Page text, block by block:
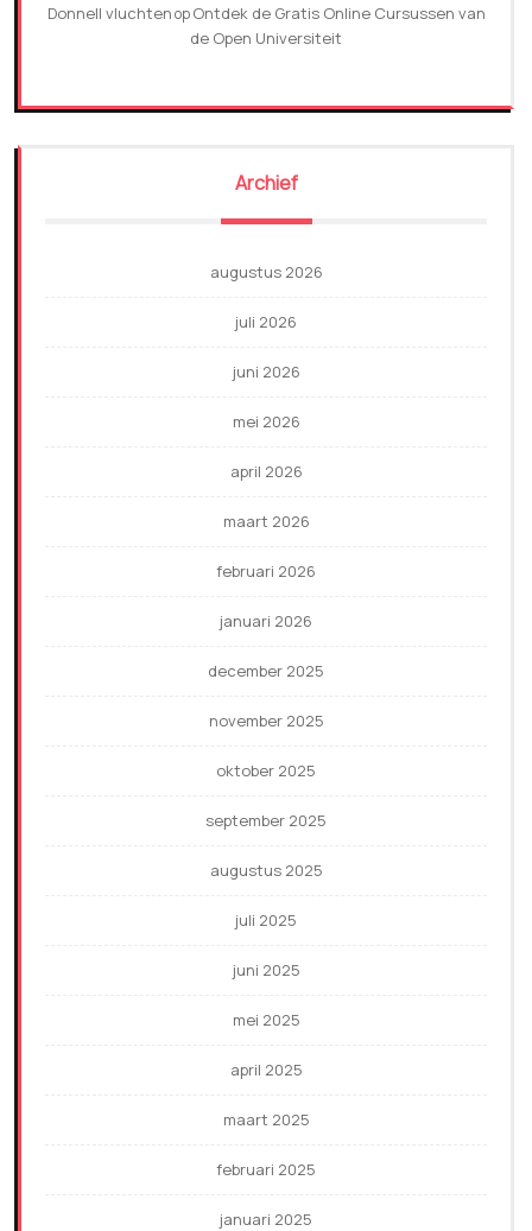
Donnell vluchtenopOntdek de Gratis Online Cursussen van
de Open Universiteit
Archief
augustus 2026
juli 2026
juni 2026
mei 2026
april 2026
maart 2026
februari 2026
januari 2026
december 2025
november 2025
oktober 2025
september 2025
augustus 2025
juli 2025
juni 2025
mei 2025
april 2025
maart 2025
februari 2025
januari 2025